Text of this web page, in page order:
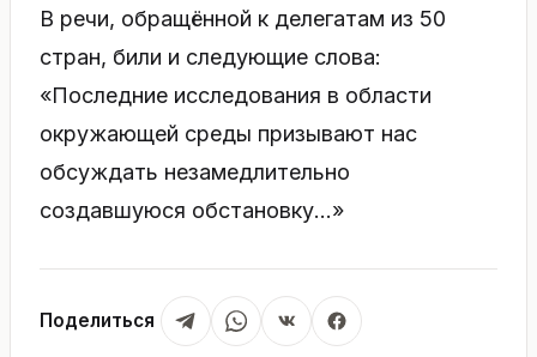
В речи, обращённой к делегатам из 50
стран, били и следующие слова:
«Последние исследования в области
окружающей среды призывают нас
обсуждать незамедлительно
создавшуюся обстановку…»
Поделиться